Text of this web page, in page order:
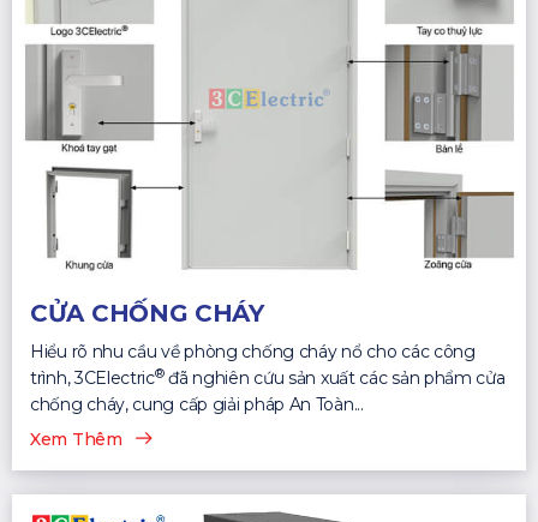
CỬA CHỐNG CHÁY
Hiểu rõ nhu cầu về phòng chống cháy nổ cho các công
trình, 3CElectric®đã nghiên cứu sản xuất các sản phẩm cửa
chống cháy, cung cấp giải pháp An Toàn...
Xem Thêm